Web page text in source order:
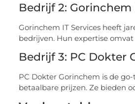
Bedrijf 2: Gorinchem
Gorinchem IT Services heeft
bedrijven. Hun expertise
Bedrijf 3: PC Dokter
PC Dokter Gorinchem is de
betaalbare prijzen. Ze bieden